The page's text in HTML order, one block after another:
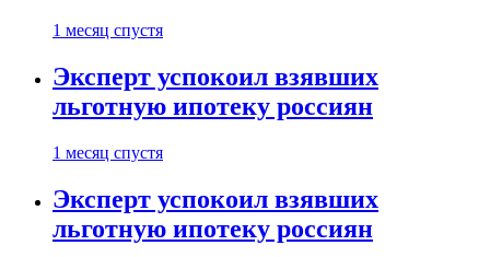
1 месяц спустя
Эксперт успокоил взявших
льготную ипотеку россиян
1 месяц спустя
Эксперт успокоил взявших
льготную ипотеку россиян